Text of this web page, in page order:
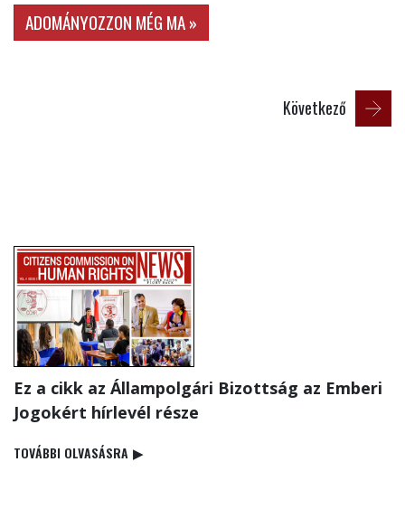
ADOMÁNYOZZON MÉG MA »
Következő
Ez a cikk az Állampolgári Bizottság az Emberi
Jogokért hírlevél része
TOVÁBBI OLVASÁSRA ▶